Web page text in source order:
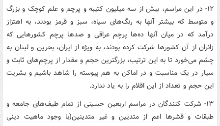
۱۲- در این مراسم، بیش از سه میلیون کتیبه و پرچم و علم کوچک و بزرگ
و متوسط که بیشتر آنها به رنگ‌های سیاه، سبز و قرمز بودند، به اهتزاز
درآمد که در میان آنها ده‌ها پرچم عراقی و صدها پرچم کشورهایی که
زائران از آن کشورها شرکت کرده بودند، به ویژه از ایران، بحرین و لبنان به
چشم می‌خورد تا به این ترتیب، بزرگترین حجم و مقدار از پرچم‌های ثابت و
سیار در یک مناسبت و در اماکن به هم پیوسته را شاهد باشیم و بشریت
این حجم و تعداد از این اقلام را به یاد ندارد.
۱۳- شرکت کنندگان در مراسم اربعین حسینی از تمام طیف‌های جامعه و
طبقات و قشرها اعم از متدیین و غیر متدینین(با وجود ماهیت دینی